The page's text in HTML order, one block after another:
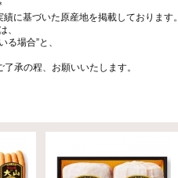
に基づいた原産地を掲載しております。
、
場合”と、
承の程、お願いいたします。